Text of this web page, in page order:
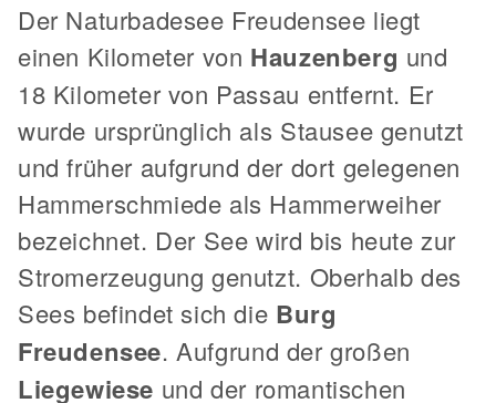
Der Naturbadesee Freudensee liegt
einen Kilometer von Hauzenberg und
18 Kilometer von Passau entfernt. Er
wurde ursprünglich als Stausee genutzt
und früher aufgrund der dort gelegenen
Hammerschmiede als Hammerweiher
bezeichnet. Der See wird bis heute zur
Stromerzeugung genutzt. Oberhalb des
Sees befindet sich die Burg
Freudensee. Aufgrund der großen
Liegewiese und der romantischen